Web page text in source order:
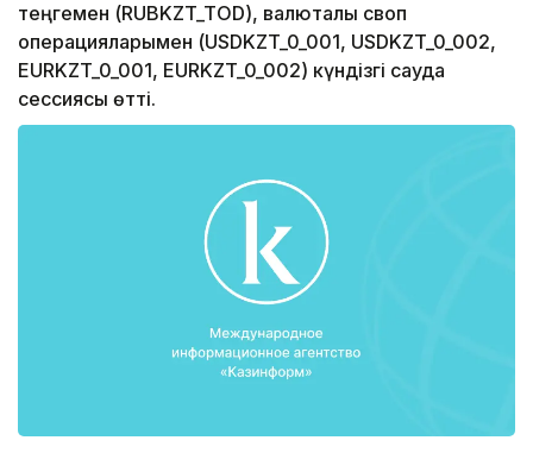
теңгемен (RUBKZT_TOD), валюталық своп
операцияларымен (USDKZT_0_001, USDKZT_0_002,
EURKZT_0_001, EURKZT_0_002) күндізгі сауда
сессиясы өтті.